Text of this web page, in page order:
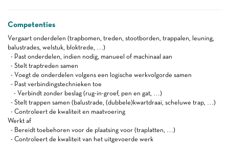
Competenties
Vergaart onderdelen (trapbomen, treden, stootborden, trappalen, leuning,
balustrades, welstuk, bloktrede, …)
- Past onderdelen, indien nodig, manueel of machinaal aan
- Stelt traptreden samen
- Voegt de onderdelen volgens een logische werkvolgorde samen
- Past verbindingstechnieken toe
- Verbindt zonder beslag (rug-in-groef, pen en gat, …)
- Stelt trappen samen (balustrade, (dubbele)kwartdraai, scheluwe trap, …)
- Controleert de kwaliteit en maatvoering
Werkt af
- Bereidt toebehoren voor de plaatsing voor (traplatten, …)
- Controleert de kwaliteit van het uitgevoerde werk